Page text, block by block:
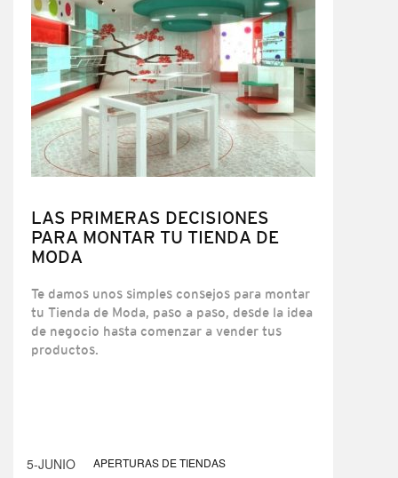
LAS PRIMERAS DECISIONES
PARA MONTAR TU TIENDA DE
MODA
Te damos unos simples consejos para montar
tu Tienda de Moda, paso a paso, desde la idea
de negocio hasta comenzar a vender tus
productos.
5-JUNIO APERTURAS DE TIENDAS